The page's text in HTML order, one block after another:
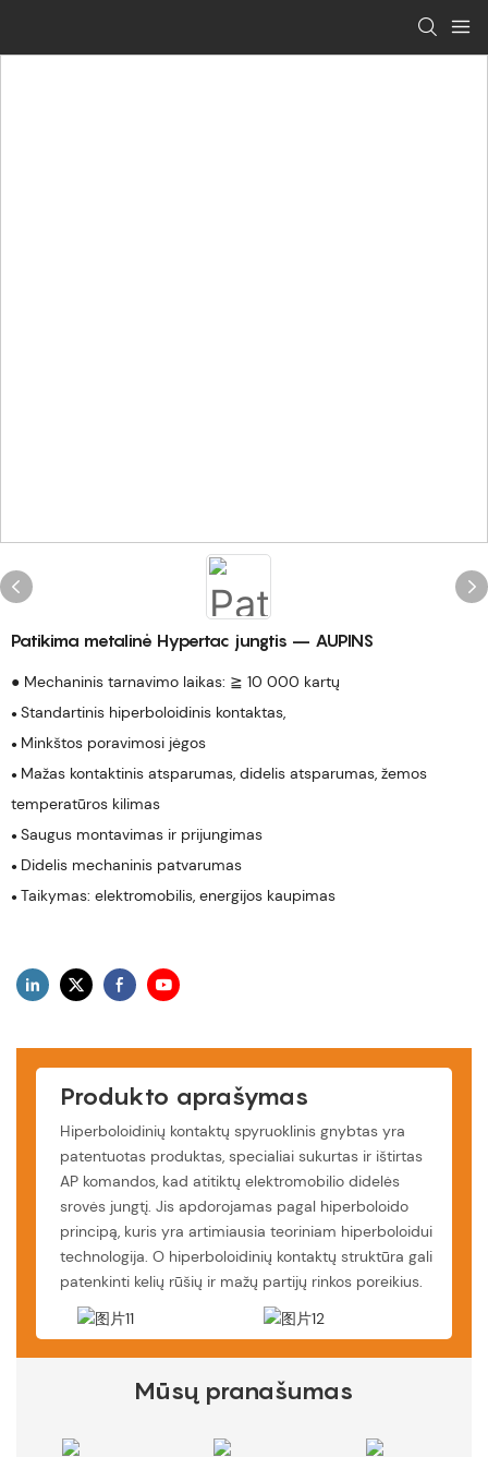
Patikima metalinė Hypertac jungtis – AUPINS
● Mechaninis tarnavimo laikas: ≧ 10 000 kartų
● Standartinis hiperboloidinis kontaktas,
● Minkštos poravimosi jėgos
● Mažas kontaktinis atsparumas, didelis atsparumas, žemos
temperatūros kilimas
● Saugus montavimas ir prijungimas
● Didelis mechaninis patvarumas
● Taikymas: elektromobilis, energijos kaupimas
Produkto aprašymas
Hiperboloidinių kontaktų spyruoklinis gnybtas yra
patentuotas produktas, specialiai sukurtas ir ištirtas
AP komandos, kad atitiktų elektromobilio didelės
srovės jungtį. Jis apdorojamas pagal hiperboloido
principą, kuris yra artimiausia teoriniam hiperboloidui
technologija. O hiperboloidinių kontaktų struktūra gali
patenkinti kelių rūšių ir mažų partijų rinkos poreikius.
Mūsų pranašumas